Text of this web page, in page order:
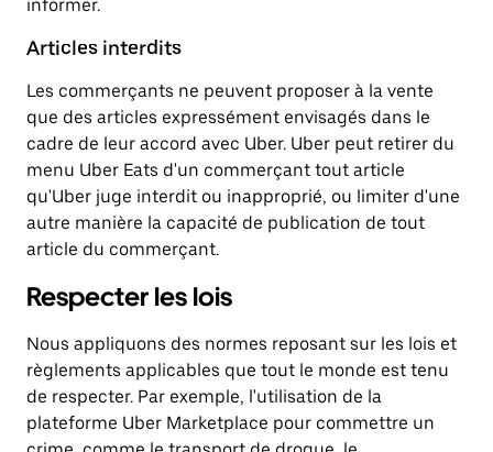
informer.
Articles interdits
Les commerçants ne peuvent proposer à la vente
que des articles expressément envisagés dans le
cadre de leur accord avec Uber. Uber peut retirer du
menu Uber Eats d'un commerçant tout article
qu'Uber juge interdit ou inapproprié, ou limiter d'une
autre manière la capacité de publication de tout
article du commerçant.
Respecter les lois
Nous appliquons des normes reposant sur les lois et
règlements applicables que tout le monde est tenu
de respecter. Par exemple, l'utilisation de la
plateforme Uber Marketplace pour commettre un